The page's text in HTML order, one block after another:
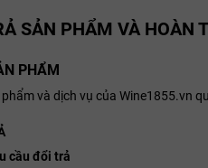
SẢN PHẨM VÀ HOÀN
PHẨM
và dịch vụ của Wine1855.vn
cầu đổi trả